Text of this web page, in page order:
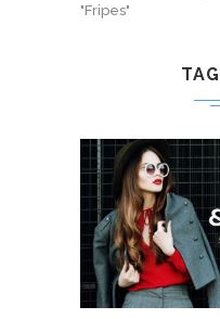
"Fripes"
TAG